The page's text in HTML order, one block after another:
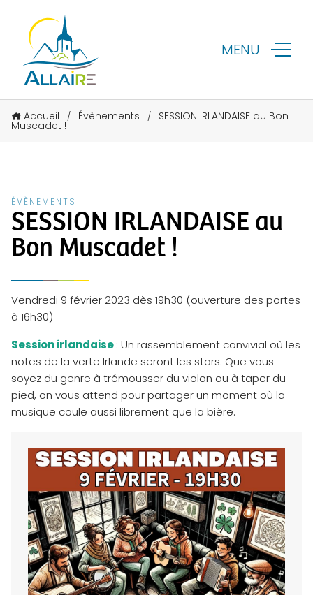
MENU
Accueil / Évènements / SESSION IRLANDAISE au Bon
Muscadet !
ÉVÈNEMENTS
SESSION IRLANDAISE au
Bon Muscadet !
Vendredi 9 février 2023 dès 19h30 (ouverture des portes
à 16h30)
Session irlandaise: Un rassemblement convivial où les
notes de la verte Irlande seront les stars. Que vous
soyez du genre à trémousser du violon ou à taper du
pied, on vous attend pour partager un moment où la
musique coule aussi librement que la bière.